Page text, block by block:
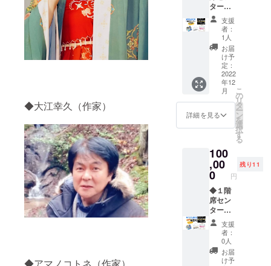
◆大江幸久（作家）
イズ相
当） メ
ンズ3L
※オプ
ション
にてサ
イズを
お選び
くださ
い。
イズ展
開
◇M/L/L
L/3L（
全てメ
ンズサ
イズ）
※デザイ
ンは画
像を参
照くだ
さい ~
M（レ
ディー
ス M/ L
サイズ
相当）
メンズ
L（レ
ディー
サイズ
相当）
メンズ
ター２
列目チ
ケット
（12/11
(日) 当
日のみ
有効）
◆クラ
ウド
ファン
ディン
グ限定T
シャツ
(長袖)
ルー
（色指
定はで
きませ
ん） サ
イズ展
開
◇M/L/L
L/3L（
全てメ
ンズサ
イズ）
支援
者：
1人
お届
け予
定：
2022
年12
月
詳細を見る
こ
の
リ
タ
ー
ン
を
選
択
す
る
100
,00
0 円
残り11
◆１階
席セン
ター１
列目チ
ケット
（12/11
(日) 当
日のみ
支援
者：
0人
お届
け予